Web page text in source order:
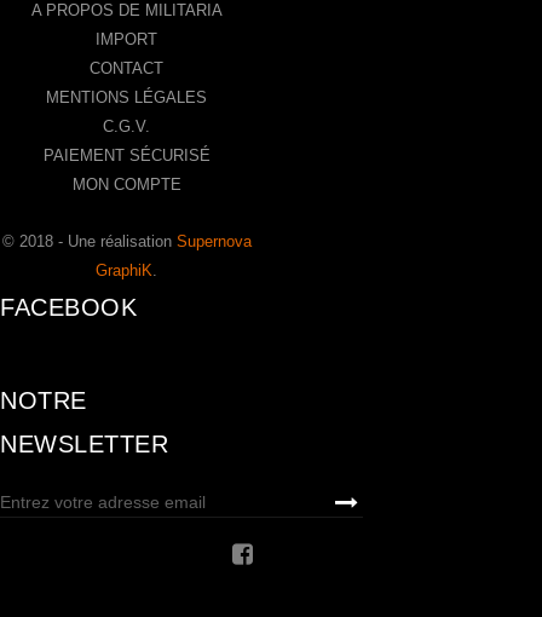
A PROPOS DE MILITARIA
IMPORT
CONTACT
MENTIONS LÉGALES
C.G.V.
PAIEMENT SÉCURISÉ
MON COMPTE
© 2018 - Une réalisation Supernova
GraphiK.
FACEBOOK
NOTRE
NEWSLETTER